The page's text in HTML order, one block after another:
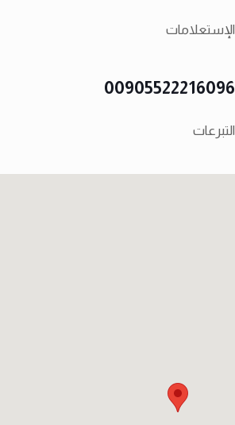
الإستعلامات
00905522216096
التبرعات